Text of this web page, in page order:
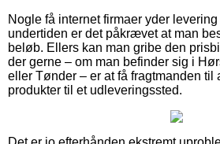
Nogle få internet firmaer yder
undertiden er det påkrævet at man
beløb. Ellers kan man gribe den
der gerne – om man befinder sig i
eller Tønder – er at få fragtmanden til
produkter til et udleveringssted.